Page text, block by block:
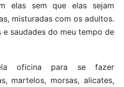
elas sem que elas sejam
misturadas com os adultos.
e saudades do meu tempo de
oficina para se fazer
martelos, morsas, alicates,